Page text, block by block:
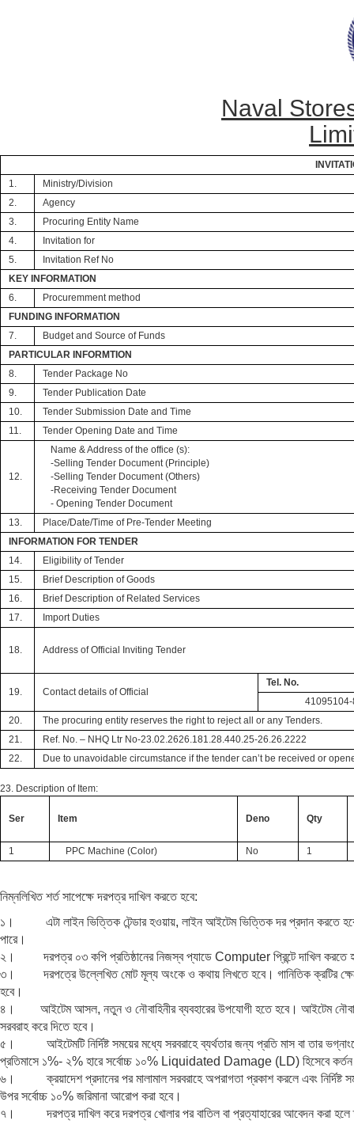
Naval
1.
Ministry/Division
2.
Agency
3.
Procuring Entity Name
4.
Invitation for
5.
Invitation Ref No
KEY INFORMATION
6.
Procuremment method
FUNDING INFORMATION
7.
Budget and Source of Funds
PARTICULAR INFORMTION
8.
Tender Package No
9.
Tender Publication Date
10.
Tender Submission Date and Time
11.
Tender Opening Date and Time
12.
Name & Address of the office (s):
-Selling Tender Document (Principle)
-Selling Tender Document (Others)
-Receiving Tender Document
- Opening Tender Document
13.
Place/Date/Time of Pre-Tender Meeting
INFORMATION FOR TENDER
14.
Eligibility of Tender
15.
Brief Description of Goods
16.
Brief Description of Related Services
17.
Import Duties
18. Address of Official Inviting Tender
19. Contact details of Official
Tel. No.
20.
The procuring entity reserves the right to reject all or any Tenders.
21.
Ref. No. – NHQ Ltr No-23.02.2626.181.28.440.25-26.26.2222
22.
Due to unavoidable circumstance if the tender can’t be received or
23. Description of Item:
Ser Item Deno Qty
1 PPC Machine (Color) No 1
নিম্নলিখিত শর্ত সাপেক্ষে দরপত্র দাখিল করতে হবে:
১। এটা লাইন ভিত্তিক টেন্ডার হওয়ায়, লাইন আইটেম ভিত্তিক দর প্রদান করতে হবে
পারে।
২। দরপত্র ০৩ কপি প্রতিষ্ঠানের নিজস্ব প্যাডে Computer প্রিন্টে দাখিল করতে
৩। দরপত্রে উল্লেখিত মোট মূল্য অংকে ও কথায় লিখতে হবে। গানিতিক ক্রটির
হবে।
৪। আইটেম আসল, নতুন ও নৌবাহিনীর ব্যবহারের উপযোগী হতে হবে। আইটেম
সরবরাহ করে দিতে হবে।
৫। আইটেমটি নির্দিষ্ট সময়ের মধ্যে সরবরাহে ব্যর্থতার জন্য প্রতি মাস বা তার
প্রতিমাসে ১%- ২% হারে সর্বোচ্চ ১০% Liquidated Damage (LD) হিসেবে কর্তন
৬। ক্রয়াদেশ প্রদানের পর মালামাল সরবরাহে অপরাগতা প্রকাশ করলে এবং নির্দিষ্ট
উপর সর্বোচ্চ ১০% জরিমানা আরোপ করা হবে।
৭। দরপত্র দাখিল করে দরপত্র খোলার পর বাতিল বা প্রত্যাহারের আবেদন করা